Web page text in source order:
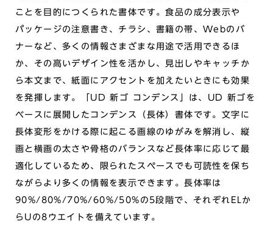
ことを目的につくられた書体です。食品の成分表示や
パッケージの注意書き、チラシ、書籍の帯、Webのバ
ナーなど、多くの情報さまざまな用途で活用できるほ
か、その高いデザイン性を活かし、見出しやキャッチか
ら本文まで、紙面にアクセントを加えたいときにも効果
を発揮します。「UD 新ゴ コンデンス」は、UD 新ゴを
ベースに展開したコンデンス（長体）書体です。文字に
長体変形をかける際に起こる画線のゆがみを解消し、縦
画と横画の太さや骨格のバランスなど長体率に応じて最
適化しているため、限られたスペースでも可読性を保ち
ながらより多くの情報を表示できます。長体率は
90%/80%/70%/60%/50%の5段階で、それぞれELか
らUの8ウエイトを備えています。